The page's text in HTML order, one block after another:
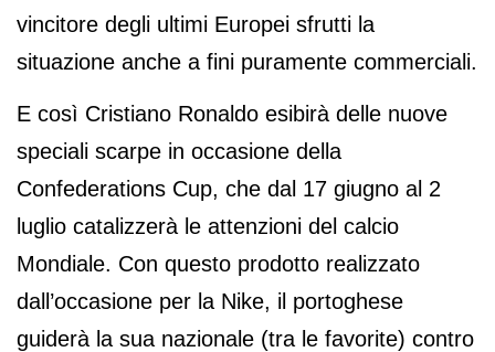
vincitore degli ultimi Europei sfrutti la
situazione anche a fini puramente commerciali.
E così Cristiano Ronaldo esibirà delle nuove
speciali scarpe in occasione della
Confederations Cup, che dal 17 giugno al 2
luglio catalizzerà le attenzioni del calcio
Mondiale. Con questo prodotto realizzato
dall’occasione per la Nike, il portoghese
guiderà la sua nazionale (tra le favorite) contro